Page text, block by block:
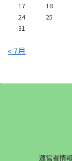
17
18
24
25
31
« 7月
運営者情報